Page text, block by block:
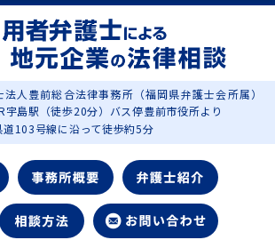
人豊前総合法律事務所（福岡県弁護士会所属）
宇島駅（徒歩20分）バス停豊前市役所より
線に沿って徒歩約5分